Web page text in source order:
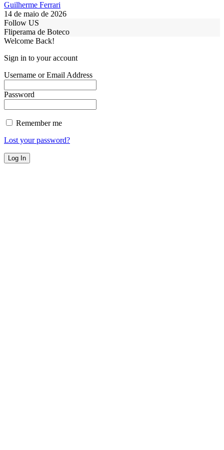
Guilherme Ferrari
14 de maio de 2026
Follow US
Fliperama de Boteco
Welcome Back!
Sign in to your account
Username or Email Address
Password
Remember me
Lost your password?